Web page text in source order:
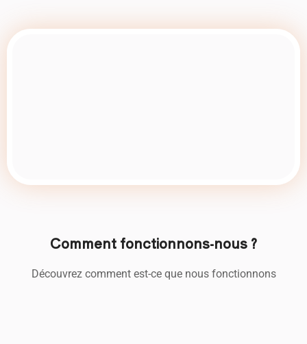
Comment fonctionnons-nous ?
Découvrez comment est-ce que nous fonctionnons